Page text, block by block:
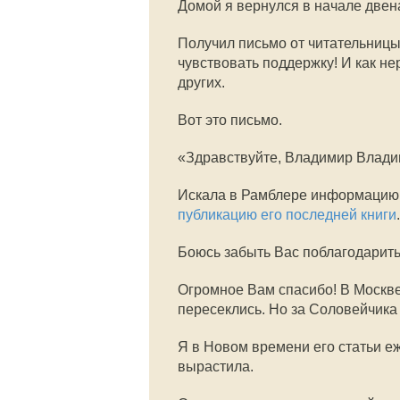
Домой я вернулся в начале
Получил письмо от
чувствовать поддержку! И как
других.
Вот это письмо.
«Здравствуйте, Владимир
Искала в Рамблере
публикацию его последней книги.
Боюсь забыть Вас
Огромное Вам спасибо! В
пересеклись. Но за
Я в Новом времени его
вырастила.